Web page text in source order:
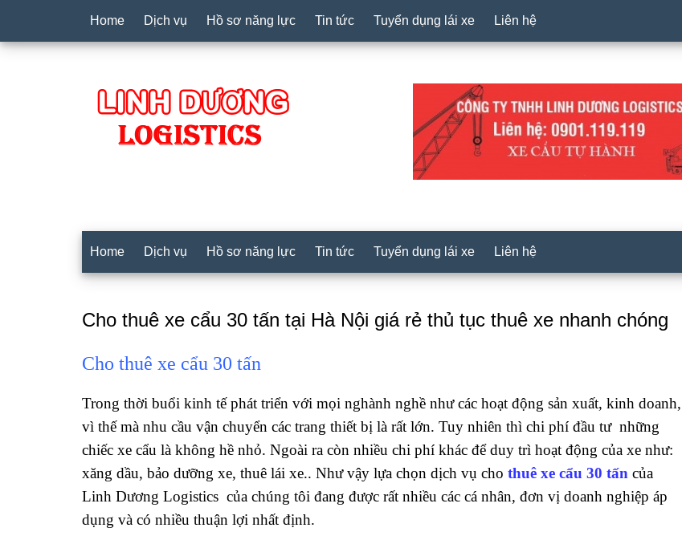
Home Dịch vụ Hồ sơ năng lực Tin tức Tuyển dụng lái xe Liên hệ
Home Dịch vụ Hồ sơ năng lực Tin tức Tuyển dụng lái xe Liên hệ
Cho thuê xe cẩu 30 tấn tại Hà Nội giá rẻ thủ tục thuê xe nhanh chóng
Cho thuê xe cẩu 30 tấn
Trong thời buổi kinh tế phát triển với mọi nghành nghề như các hoạt động sản xuất, kinh doanh,
vì thế mà nhu cầu vận chuyển các trang thiết bị là rất lớn. Tuy nhiên thì chi phí đầu tư những
chiếc xe cẩu là không hề nhỏ. Ngoài ra còn nhiều chi phí khác để duy trì hoạt động của xe như:
xăng dầu, bảo dưỡng xe, thuê lái xe.. Như vậy lựa chọn dịch vụ cho thuê xe cẩu 30 tấn của
Linh Dương Logistics của chúng tôi đang được rất nhiều các cá nhân, đơn vị doanh nghiệp áp
dụng và có nhiều thuận lợi nhất định.